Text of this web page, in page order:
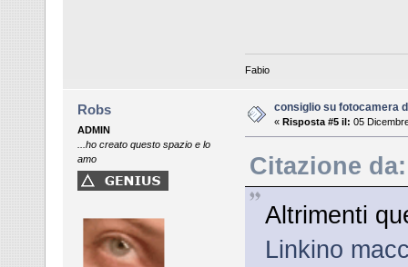
Fabio
Robs
ADMIN
...ho creato questo spazio e lo
amo
consiglio su fotocamera
« Risposta #5 il: 05
Citazione
Altrimenti
Linkino